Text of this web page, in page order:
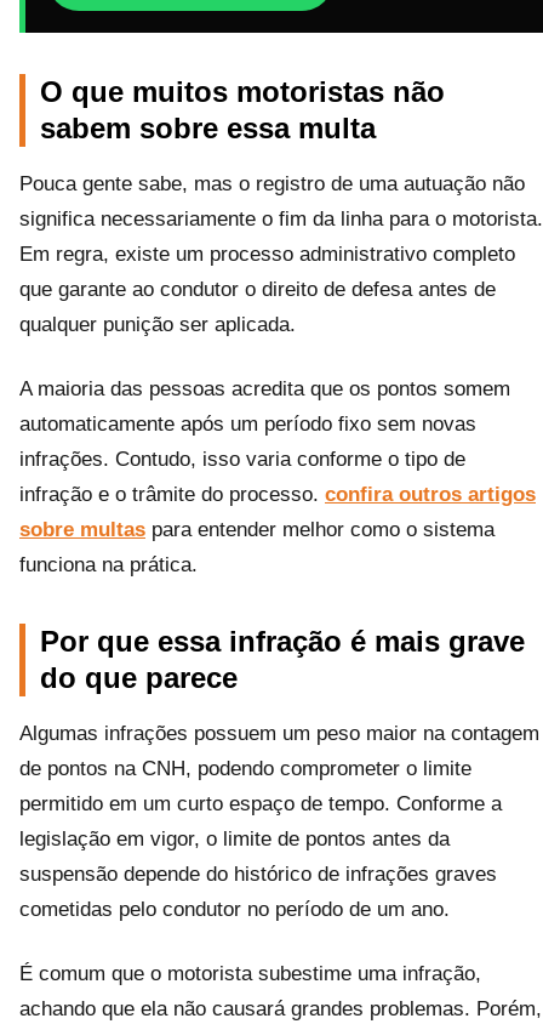
O que muitos motoristas não
sabem sobre essa multa
Pouca gente sabe, mas o registro de uma autuação não
significa necessariamente o fim da linha para o motorista.
Em regra, existe um processo administrativo completo
que garante ao condutor o direito de defesa antes de
qualquer punição ser aplicada.
A maioria das pessoas acredita que os pontos somem
automaticamente após um período fixo sem novas
infrações. Contudo, isso varia conforme o tipo de
infração e o trâmite do processo. confira outros artigos
sobre multas para entender melhor como o sistema
funciona na prática.
Por que essa infração é mais grave
do que parece
Algumas infrações possuem um peso maior na contagem
de pontos na CNH, podendo comprometer o limite
permitido em um curto espaço de tempo. Conforme a
legislação em vigor, o limite de pontos antes da
suspensão depende do histórico de infrações graves
cometidas pelo condutor no período de um ano.
É comum que o motorista subestime uma infração,
achando que ela não causará grandes problemas. Porém,